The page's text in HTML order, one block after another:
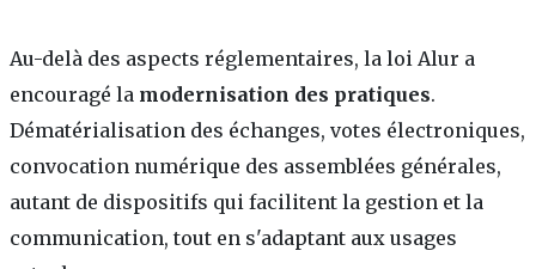
Au-delà des aspects réglementaires, la loi Alur a
encouragé la modernisation des pratiques.
Dématérialisation des échanges, votes électroniques,
convocation numérique des assemblées générales,
autant de dispositifs qui facilitent la gestion et la
communication, tout en s'adaptant aux usages